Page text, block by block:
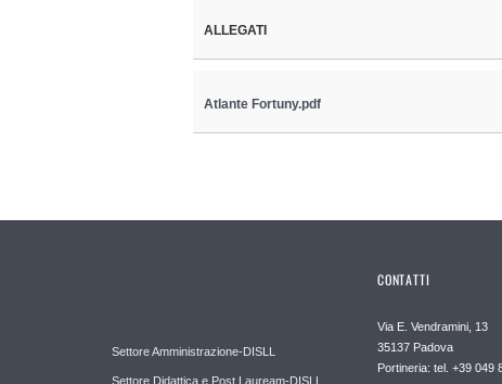
ALLEGATI
Atlante Fortuny.pdf
Settore Amministrazione-DISLL
Settore Didattica e Post Lauream-DISLL
CONTATTI
Via E. Vendramini, 13
35137 Padova
Portineria: tel. +39 049